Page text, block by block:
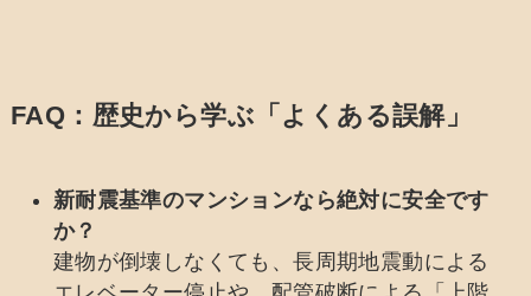
FAQ：歴史から学ぶ「よくある誤解」
新耐震基準のマンションなら絶対に安全です
か？
建物が倒壊しなくても、長周期地震動による